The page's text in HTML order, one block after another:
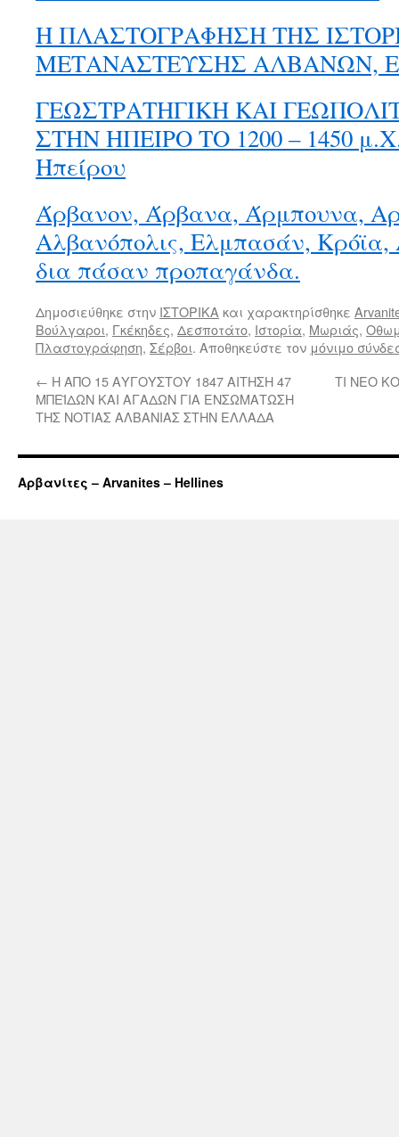
Η ΠΛΑΣΤΟΓΡΑΦΗΣΗ ΤΗΣ
ΜΕΤΑΝΑΣΤΕΥΣΗΣ ΑΛΒΑΝΩΝ,
ΓΕΩΣΤΡΑΤΗΓΙΚΗ ΚΑΙ
ΣΤΗΝ ΗΠΕΙΡΟ ΤΟ 1200 – 1450
Ηπείρου
Άρβανον, Άρβανα, Άρμπουνα,
Αλβανόπολις, Ελμπασάν,
δια πάσαν προπαγάνδα.
Δημοσιεύθηκε στην ΙΣΤΟΡΙΚΑ και χαρακτηρίσθηκε
Βούλγαροι, Γκέκηδες, Δεσποτάτο, Ιστορία, Μωριάς,
Πλαστογράφηση, Σέρβοι. Αποθηκεύστε τον μόνιμο
← Η ΑΠΟ 15 ΑΥΓΟΥΣΤΟΥ 1847 ΑΙΤΗΣΗ 47
ΜΠΕΪΔΩΝ ΚΑΙ ΑΓΑΔΩΝ ΓΙΑ ΕΝΣΩΜΑΤΩΣΗ
ΤΗΣ ΝΟΤΙΑΣ ΑΛΒΑΝΙΑΣ ΣΤΗΝ ΕΛΛΑΔΑ
ΤΙ ΝΕΟ
Αρβανίτες – Arvanites – Hellines